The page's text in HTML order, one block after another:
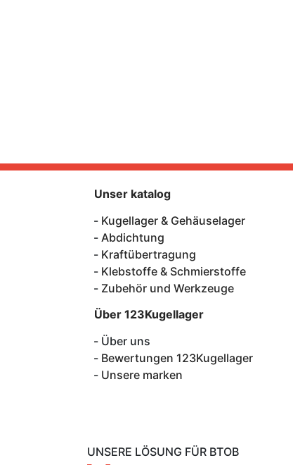
UNSERE LÖSUNG FÜR BTOB
Unser katalog
Kugellager & Gehäuselager
Abdichtung
Kraftübertragung
Klebstoffe & Schmierstoffe
Zubehör und Werkzeuge
Über 123Kugellager
Über uns
Bewertungen 123Kugellager
Unsere marken